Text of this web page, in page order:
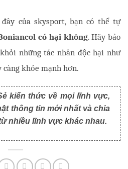
của skysport, bạn có thể tự
có hại không. Hãy bảo
những tác nhân độc hại như
khỏe mạnh hơn.
kiến thức về mọi lĩnh vực,
thông tin mới nhất và chia
nhiều lĩnh vực khác nhau.